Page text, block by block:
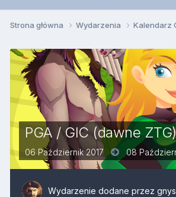
Strona główna Wydarzenia Kalendarz
PGA / GIC (dawne ZTG)
06 Październik 2017 08
Wydarzenie dodane przez